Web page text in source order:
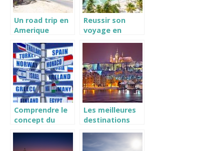
Un road trip en
Amerique
prevu ? Tout ce
qu’il faut savoir
!
Reussir son
voyage en
nos conseils
Comprendre le
concept du
linguistique
Les meilleures
destinations
partez en